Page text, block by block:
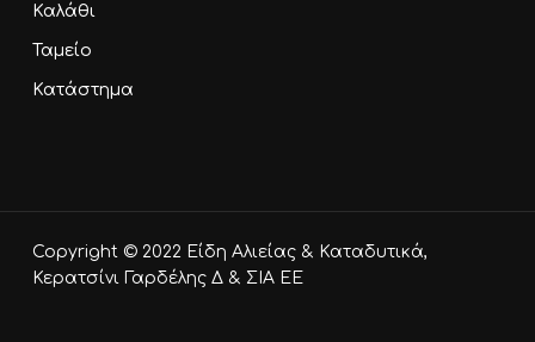
Υποσύνολο: 0,00€
Καλάθι
Καλάθι
Ταμείο
Κατάστημα
Copyright © 2022 Είδη Αλιείας & Καταδυτικά,
Κερατσίνι Γαρδέλης Δ & ΣΙΑ ΕΕ